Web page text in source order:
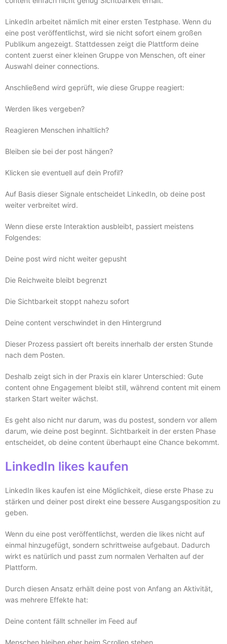
LinkedIn arbeitet nämlich mit einer ersten Testphase. Wenn du
eine post veröffentlichst, wird sie nicht sofort einem großen
Publikum angezeigt. Stattdessen zeigt die Plattform deine
content zuerst einer kleinen Gruppe von Menschen, oft einer
Auswahl deiner connections.
Anschließend wird geprüft, wie diese Gruppe reagiert:
Werden likes vergeben?
Reagieren Menschen inhaltlich?
Bleiben sie bei der post hängen?
Klicken sie eventuell auf dein Profil?
Auf Basis dieser Signale entscheidet LinkedIn, ob deine post
weiter verbreitet wird.
Wenn diese erste Interaktion ausbleibt, passiert meistens
Folgendes:
Deine post wird nicht weiter gepusht
Die Reichweite bleibt begrenzt
Die Sichtbarkeit stoppt nahezu sofort
Deine content verschwindet in den Hintergrund
Dieser Prozess passiert oft bereits innerhalb der ersten Stunde
nach dem Posten.
Deshalb zeigt sich in der Praxis ein klarer Unterschied: Gute
content ohne Engagement bleibt still, während content mit einem
starken Start weiter wächst.
Es geht also nicht nur darum, was du postest, sondern vor allem
darum, wie deine post beginnt. Sichtbarkeit in der ersten Phase
entscheidet, ob deine content überhaupt eine Chance bekommt.
LinkedIn likes kaufen
LinkedIn likes kaufen ist eine Möglichkeit, diese erste Phase zu
stärken und deiner post direkt eine bessere Ausgangsposition zu
geben.
Wenn du eine post veröffentlichst, werden die likes nicht auf
einmal hinzugefügt, sondern schrittweise aufgebaut. Dadurch
wirkt es natürlich und passt zum normalen Verhalten auf der
Plattform.
Durch diesen Ansatz erhält deine post von Anfang an Aktivität,
was mehrere Effekte hat:
Deine content fällt schneller im Feed auf
Menschen bleiben eher beim Scrollen stehen